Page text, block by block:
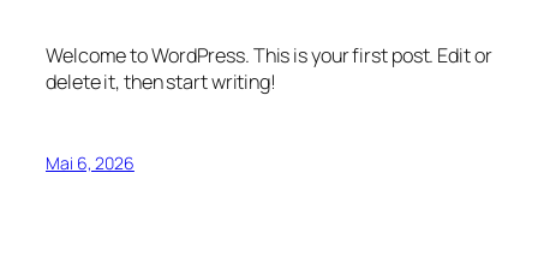
Welcome to WordPress. This is your first post. Edit or
delete it, then start writing!
Mai 6, 2026